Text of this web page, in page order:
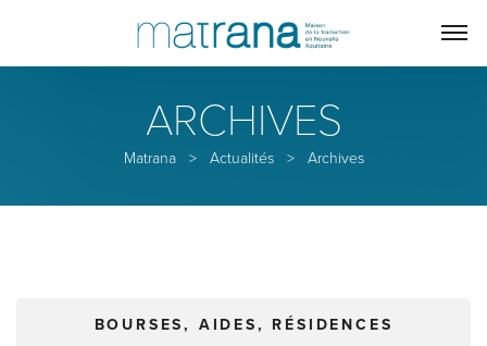
ARCHIVES
Matrana> Actualités > Archives
BOURSES, AIDES, RÉSIDENCES